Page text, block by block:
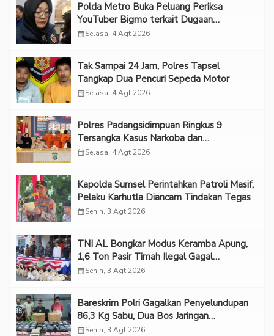
Polda Metro Buka Peluang Periksa
YouTuber Bigmo terkait Dugaan
Eksploitasi Anak
calendar_monthSelasa, 4 Agt 2026
Tak Sampai 24 Jam, Polres Tapsel
Tangkap Dua Pencuri Sepeda Motor
calendar_monthSelasa, 4 Agt 2026
Polres Padangsidimpuan Ringkus 9
Tersangka Kasus Narkoba dan
Penganiayaan
calendar_monthSelasa, 4 Agt 2026
Kapolda Sumsel Perintahkan Patroli Masif,
Pelaku Karhutla Diancam Tindakan Tegas
calendar_monthSenin, 3 Agt 2026
TNI AL Bongkar Modus Keramba Apung,
1,6 Ton Pasir Timah Ilegal Gagal
Diselundupkan
calendar_monthSenin, 3 Agt 2026
Bareskrim Polri Gagalkan Penyelundupan
86,3 Kg Sabu, Dua Bos Jaringan
Internasional Diburu
calendar_monthSenin, 3 Agt 2026